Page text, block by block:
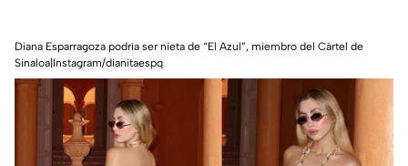
Diana Esparragoza podría ser nieta de “El Azul”, miembro del Cártel de
Sinaloa|Instagram/dianitaespq